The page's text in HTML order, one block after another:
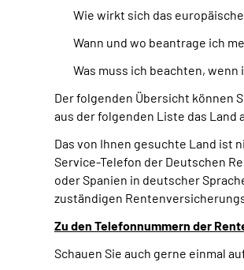
Wie wirkt sich das
Wann und wo beantrage ich
Was muss ich beachten,
Der folgenden Übersicht können
aus der folgenden Liste das Land
Das von Ihnen gesuchte Land ist
Service-Telefon der Deutschen
oder Spanien in deutscher
zuständigen
Zu den Telefonnummern der
Schauen Sie auch gerne einmal